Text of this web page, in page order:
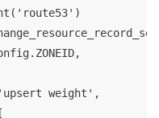
( 'route53' )
. ZONEID,
'upsert weight' ,
[